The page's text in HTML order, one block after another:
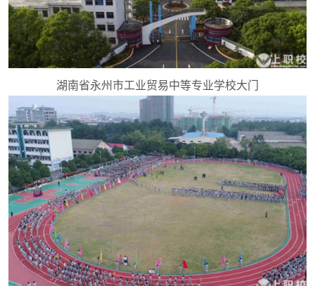
湖南省永州市工业贸易中等专业学校大门